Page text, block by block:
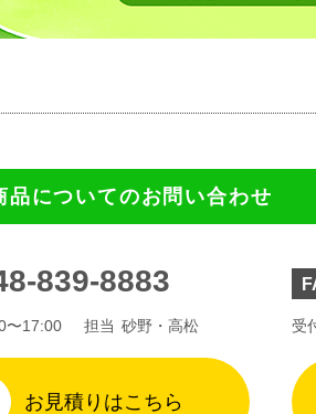
品についてのお問い合わせ
839-8883
〜17:00 担当 砂野・高松
お見積りはこちら
受